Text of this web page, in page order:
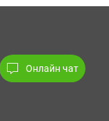
Онлайн чат